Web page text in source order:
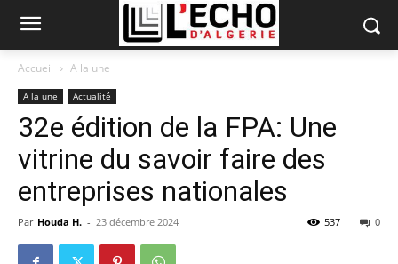
Accueil A la une
A la une Actualité
32e édition de la FPA: Une
vitrine du savoir faire des
entreprises nationales
Par Houda H. - 23 décembre 2024 0
537